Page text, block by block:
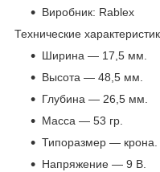
Виробник: Rablex
Технические
Ширина — 17,5 мм.
Высота — 48,5 мм.
Глубина — 26,5 мм.
Масса — 53 гр.
Типоразмер — крона.
Напряжение — 9 В.